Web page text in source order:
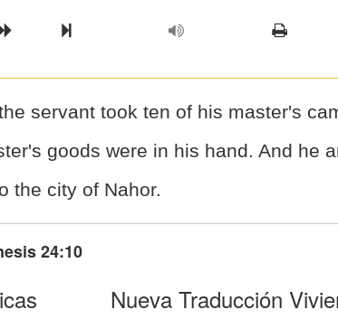
Full Chapter
Next Chapter
Next Book
servant took ten of his master's
goods were in his hand. And he
the city of Nahor.
24:10
Nueva Traducción